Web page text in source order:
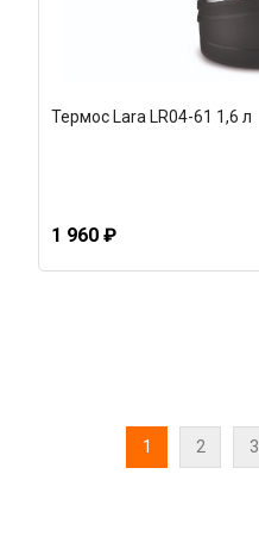
Термос Lara LR04-61 1,6 л
1 960 ₽
1 2 3